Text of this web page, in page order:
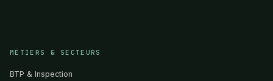
MÉTIERS & SECTEURS
BTP & Inspection